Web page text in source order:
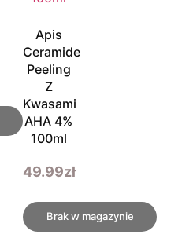
Apis
Ceramide
Peeling
Z
Kwasami
AHA 4%
100ml
49.99zł
Brak w magazynie